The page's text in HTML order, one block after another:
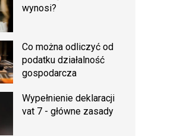
wynosi?
Co można odliczyć od
podatku działalność
gospodarcza
Wypełnienie deklaracji
vat 7 - główne zasady